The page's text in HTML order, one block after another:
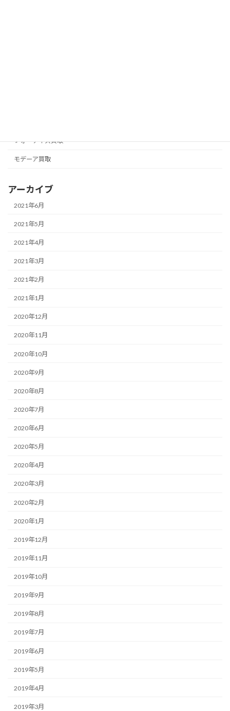
フォーデイズ買取
モデーア買取
アーカイブ
2021年6月
2021年5月
2021年4月
2021年3月
2021年2月
2021年1月
2020年12月
2020年11月
2020年10月
2020年9月
2020年8月
2020年7月
2020年6月
2020年5月
2020年4月
2020年3月
2020年2月
2020年1月
2019年12月
2019年11月
2019年10月
2019年9月
2019年8月
2019年7月
2019年6月
2019年5月
2019年4月
2019年3月